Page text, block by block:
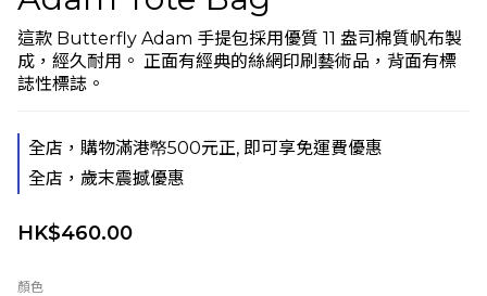
這款 Butterfly Adam 手提包採用優質 11 盎司棉質帆布製
成，經久耐用。 正面有經典的絲網印刷藝術品，背面有標
誌性標誌。
全店，購物滿港幤500元正, 即可享免運費優惠
全店，歲末震撼優惠
HK$460.00
顏色